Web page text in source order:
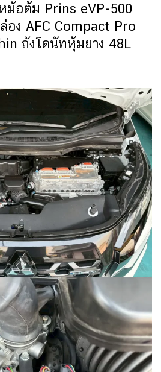
ม้อต้ม Prins eVP-500
อง AFC Compact Pro
ถังโดนัทหุ้มยาง 48L